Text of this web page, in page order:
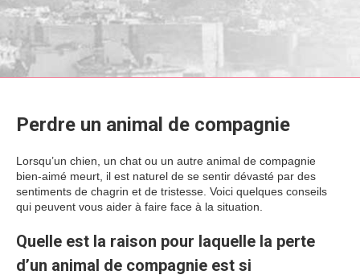
Perdre un animal de compagnie
Lorsqu’un chien, un chat ou un autre animal de compagnie
bien-aimé meurt, il est naturel de se sentir dévasté par des
sentiments de chagrin et de tristesse. Voici quelques conseils
qui peuvent vous aider à faire face à la situation.
Quelle est la raison pour laquelle la perte
d’un animal de compagnie est si